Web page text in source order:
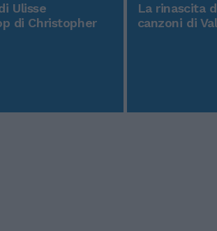
Ulisse
di Christopher
La rinascita
canzoni di